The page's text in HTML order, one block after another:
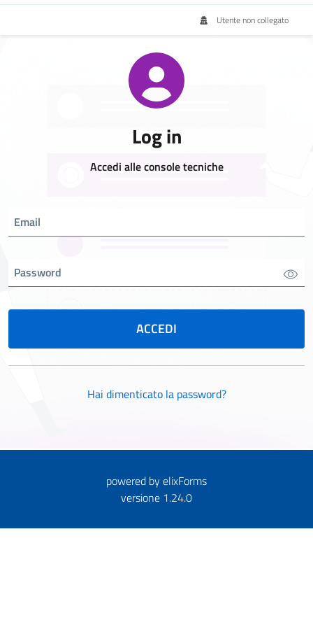
Utente non collegato
Log in
Accedi alle console tecniche
Email
Password
powered by elixForms
versione 1.24.0